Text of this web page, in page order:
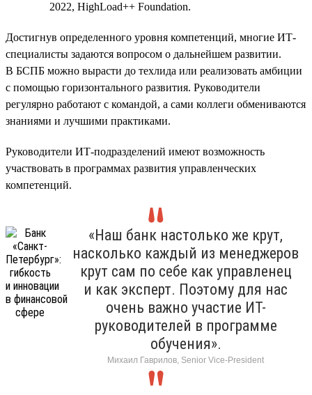
2022, HighLoad++ Foundation.
Достигнув определенного уровня компетенций, многие ИТ-
специалисты задаются вопросом о дальнейшем развитии.
В БСПБ можно вырасти до техлида или реализовать амбиции
с помощью горизонтального развития. Руководители
регулярно работают с командой, а сами коллеги обмениваются
знаниями и лучшими практиками.
Руководители ИТ-подразделений имеют возможность
участвовать в программах развития управленческих
компетенций.
«Наш банк настолько же крут,
насколько каждый из менеджеров
крут сам по себе как управленец
и как эксперт. Поэтому для нас
очень важно участие ИТ-
руководителей в программе
обучения».
Михаил Гаврилов, Senior Vice-President